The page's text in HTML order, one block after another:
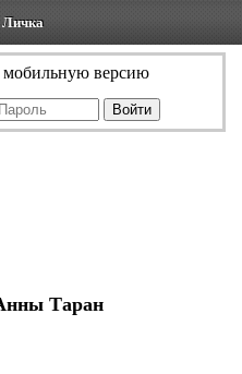
Личка
версию
Таран